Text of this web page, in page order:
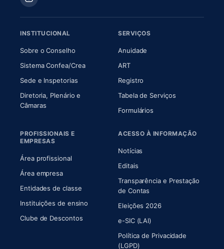
INSTITUCIONAL
Sobre o Conselho(abre em nova aba)
Sistema Confea/Crea(abre em nova aba)
Sede e Inspetorias
Diretoria, Plenário e
Câmaras(abre em nova aba)
SERVIÇOS
Anuidade
ART(abre em nova aba)
Registro
Tabela de Serviços
Formulários
PROFISSIONAIS E
EMPRESAS
Área profissional
Área empresa
Entidades de classe
Instituições de ensino
Clube de Descontos
ACESSO À INFORMAÇÃO
Notícias
Editais
Transparência e Prestação
de Contas
Eleições 2026
e-SIC (LAI)
Política de Privacidade
(LGPD)